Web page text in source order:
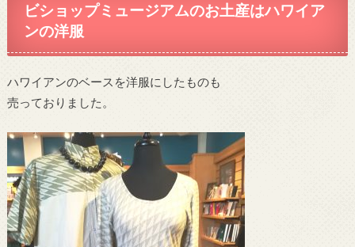
ビショップミュージアムのお土産はハワイア
ンの洋服
ハワイアンのベースを洋服にしたものも
売っておりました。